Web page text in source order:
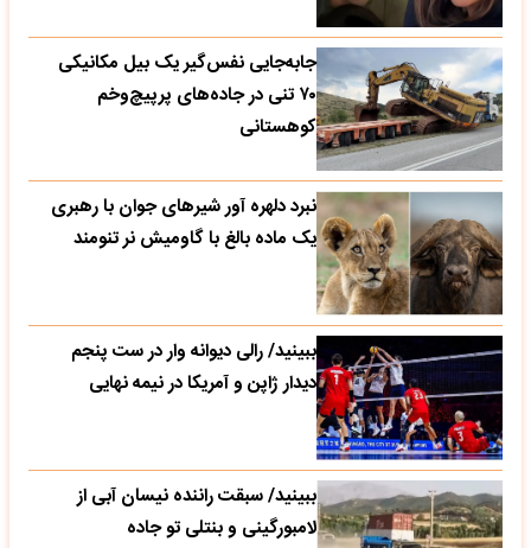
جابه‌جایی نفس‌گیر یک بیل مکانیکی
۷۰ تنی در جاده‌های پرپیچ‌وخم
کوهستانی
نبرد دلهره آور شیرهای جوان با رهبری
یک ماده بالغ با گاومیش نر تنومند
ببینید/ رالی دیوانه وار در ست پنجم
دیدار ژاپن و آمریکا در نیمه نهایی
ببینید/ سبقت راننده نیسان آبی از
لامبورگینی و بنتلی تو جاده